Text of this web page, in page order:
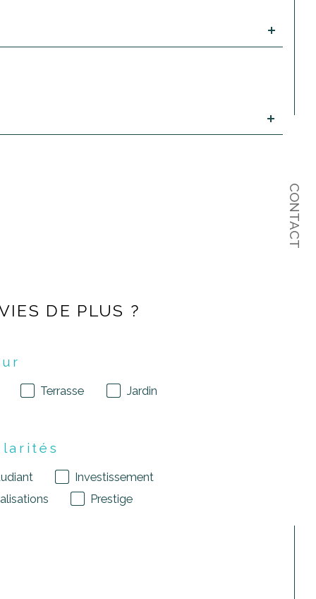
CONTACT
DE PLUS ?
Terrasse Jardin
Investissement
Prestige